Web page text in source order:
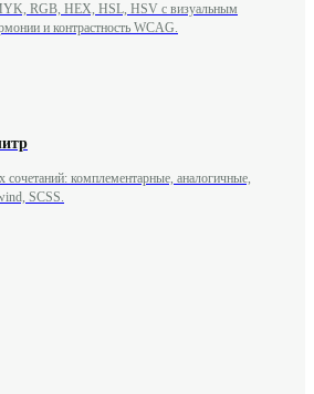
RGB, HEX, HSL, HSV с визуальным
и контрастность WCAG.
комплементарные, аналогичные,
SCSS.